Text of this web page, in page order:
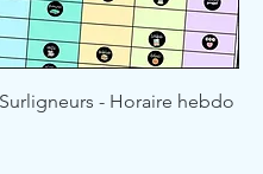
- Horaire hebdo